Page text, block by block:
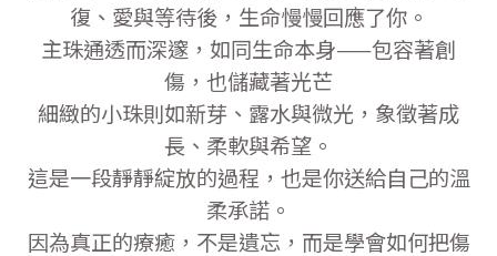
復、愛與等待後，生命慢慢回應了你。
主珠通透而深邃，如同生命本身——包容著創
傷，也儲藏著光芒
細緻的小珠則如新芽、露水與微光，象徵著成
長、柔軟與希望。
這是一段靜靜綻放的過程，也是你送給自己的溫
柔承諾。
因為真正的療癒，不是遺忘，而是學會如何把傷